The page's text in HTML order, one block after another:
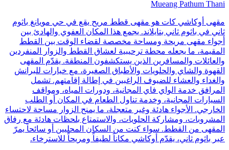
Mueang Pathum Thani
مقهى أوكاشي كات هو مقهى قطط مريح يقع في حي مويانغ باثوم
ثاني في باثوم ثاني بتايلاند. يجمع هذا المكان العفوي والهادئ بين
أجواء مقهى مريحة ومساحة مخصصة لقضاء الوقت بين القطط
المقيمة، ما يجعله محطة ترحيبية لعشاق القطط والزوار المنفردين
والعائلات والمسافرين الذين يستكشفون المنطقة. يقدّم المقهى
القهوة والشاي والحلويات والأطباق الصغيرة، مع خيارات للبرانش
والغداء والعشاء للضيوف الراغبين في إطالة إقامتهم. تشمل
المرافق خدمة الواي فاي المجانية، ودورات المياه، ومواقف
السيارات المجانية، وخدمة تناول الطعام في المكان أو الطلب
الخارجي. الأجواء هادئة وغير متعجلة، ما يمنح الزوار مساحة لاحتساء
المشروبات، ومشاركة الحلويات، والاستمتاع بلحظات هادئة مع رفاق
المقهى من القطط. سواء كنت من السكان المحليين أو سائحاً يمرّ
عبر باثوم ثاني، يقدّم أوكاشي مكاناً لطيفاً ومريحاً للاسترخاء.